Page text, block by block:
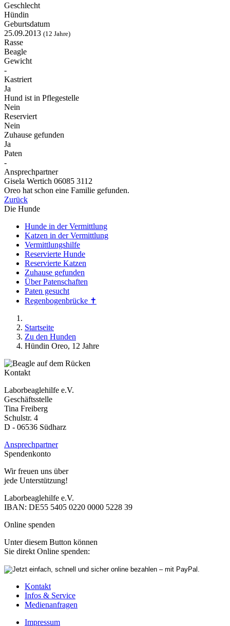
Geschlecht
Hündin
Geburtsdatum
25.09.2013 (12 Jahre)
Rasse
Beagle
Gewicht
-
Kastriert
Ja
Hund ist in Pflegestelle
Nein
Reserviert
Nein
Zuhause gefunden
Ja
Paten
-
Ansprechpartner
Gisela Wertich 06085 3112
Oreo hat schon eine Familie gefunden.
Zurück
Die Hunde
Hunde in der Vermittlung
Katzen in der Vermittlung
Vermittlungshilfe
Reservierte Hunde
Reservierte Katzen
Zuhause gefunden
Über Patenschaften
Paten gesucht
Regenbogenbrücke ✝
Startseite
Zu den Hunden
Hündin Oreo, 12 Jahre
Kontakt
Laborbeaglehilfe e.V.
Geschäftsstelle
Tina Freiberg
Schulstr. 4
D - 06536 Südharz
Ansprechpartner
Spendenkonto
Wir freuen uns über
jede Unterstützung!
Laborbeaglehilfe e.V.
IBAN: DE55 5405 0220 0000 5228 39
Online spenden
Unter diesem Button können
Sie direkt Online spenden:
Kontakt
Infos & Service
Medienanfragen
Impressum